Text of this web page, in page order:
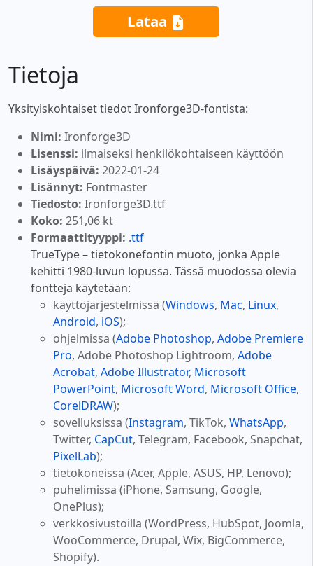
Lataa
Tietoja
Yksityiskohtaiset tiedot Ironforge3D-fontista:
Nimi: Ironforge3D
Lisenssi: ilmaiseksi henkilökohtaiseen käyttöön
Lisäyspäivä: 2022-01-24
Lisännyt: Fontmaster
Tiedosto: Ironforge3D.ttf
Koko: 251,06 kt
Formaattityyppi: .ttf
TrueType – tietokonefontin muoto, jonka Apple
kehitti 1980-luvun lopussa. Tässä muodossa olevia
fontteja käytetään:
käyttöjärjestelmissä (Windows, Mac, Linux,
Android, iOS);
ohjelmissa (Adobe Photoshop, Adobe Premiere
Pro, Adobe Photoshop Lightroom, Adobe
Acrobat, Adobe Illustrator, Microsoft
PowerPoint, Microsoft Word, Microsoft Office,
CorelDRAW);
sovelluksissa (Instagram, TikTok, WhatsApp,
Twitter, CapCut, Telegram, Facebook, Snapchat,
PixelLab);
tietokoneissa (Acer, Apple, ASUS, HP, Lenovo);
puhelimissa (iPhone, Samsung, Google,
OnePlus);
verkkosivustoilla (WordPress, HubSpot, Joomla,
WooCommerce, Drupal, Wix, BigCommerce,
Shopify).